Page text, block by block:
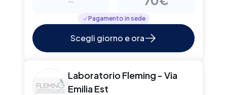
Pagamento in sede
Scegli giorno e ora
Laboratorio Fleming - Via
Emilia Est